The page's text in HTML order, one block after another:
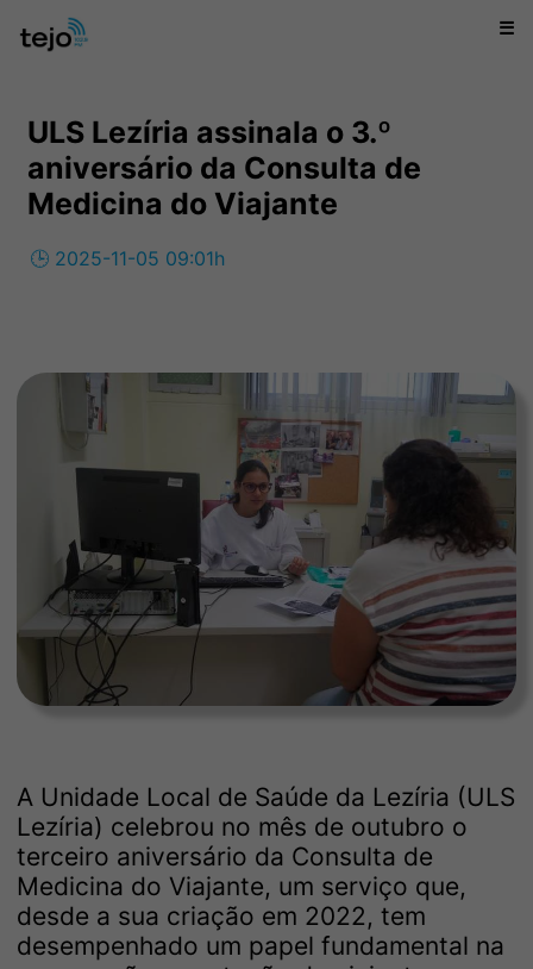
☰
ULS Lezíria assinala o 3.º
aniversário da Consulta de
Medicina do Viajante
🕒 2025-11-05 09:01h
A Unidade Local de Saúde da Lezíria (ULS
Lezíria) celebrou no mês de outubro o
terceiro aniversário da Consulta de
Medicina do Viajante, um serviço que,
desde a sua criação em 2022, tem
desempenhado um papel fundamental na